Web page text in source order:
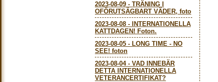
2023-08-09 - TRÄNING I
OFÖRUTSÄGBART VÄDER, foto
2023-08-08 -
INTERNATIONELLA
KATTDAGEN! Foton.
2023-08-05 - LONG TIME - NO
SEE! foton
2023-08-04- VAD INNEBÄR
DETTA INTERNATIONELLA
VETERANCERTIFIKAT?